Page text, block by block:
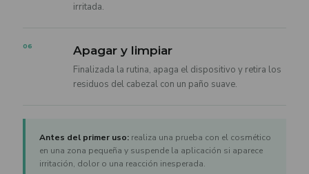
irritada.
06 Apagar y limpiar
Finalizada la rutina, apaga el dispositivo y retira los
residuos del cabezal con un paño suave.
Antes del primer uso:realiza una prueba con el cosmético
en una zona pequeña y suspende la aplicación si aparece
irritación, dolor o una reacción inesperada.